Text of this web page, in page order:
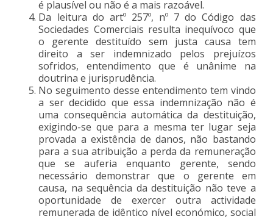
é plausível ou não é a mais razoável.
Da leitura do artº 257º, nº 7 do Código das
Sociedades Comerciais resulta inequívoco que
o gerente destituído sem justa causa tem
direito a ser indemnizado pelos prejuízos
sofridos, entendimento que é unânime na
doutrina e jurisprudência.
No seguimento desse entendimento tem vindo
a ser decidido que essa indemnização não é
uma consequência automática da destituição,
exigindo-se que para a mesma ter lugar seja
provada a existência de danos, não bastando
para a sua atribuição a perda da remuneração
que se auferia enquanto gerente, sendo
necessário demonstrar que o gerente em
causa, na sequência da destituição não teve a
oportunidade de exercer outra actividade
remunerada de idêntico nível económico, social